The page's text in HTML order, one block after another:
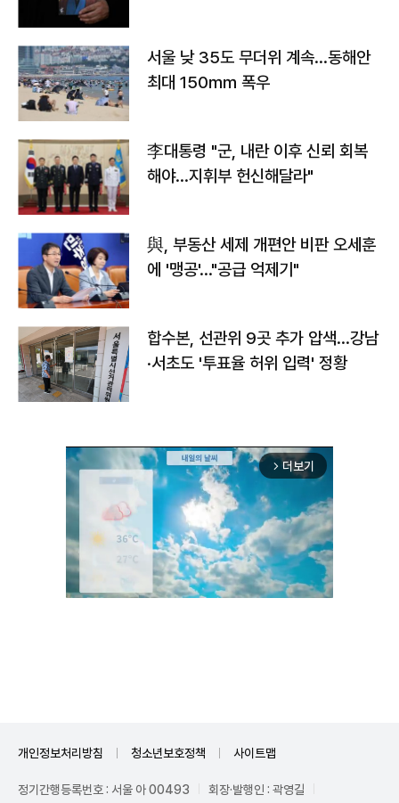
서울 낮 35도 무더위 계속…동해안
최대 150㎜ 폭우
李대통령 "군, 내란 이후 신뢰 회복
해야…지휘부 헌신해달라"
與, 부동산 세제 개편안 비판 오세훈
에 '맹공'…"공급 억제기"
합수본, 선관위 9곳 추가 압색…강남
·서초도 '투표율 허위 입력' 정황
arrow_forward_ios 더보기
개인정보처리방침 청소년보호정책 사이트맵
정기간행등록번호 : 서울 아 00493 회장·발행인 : 곽영길